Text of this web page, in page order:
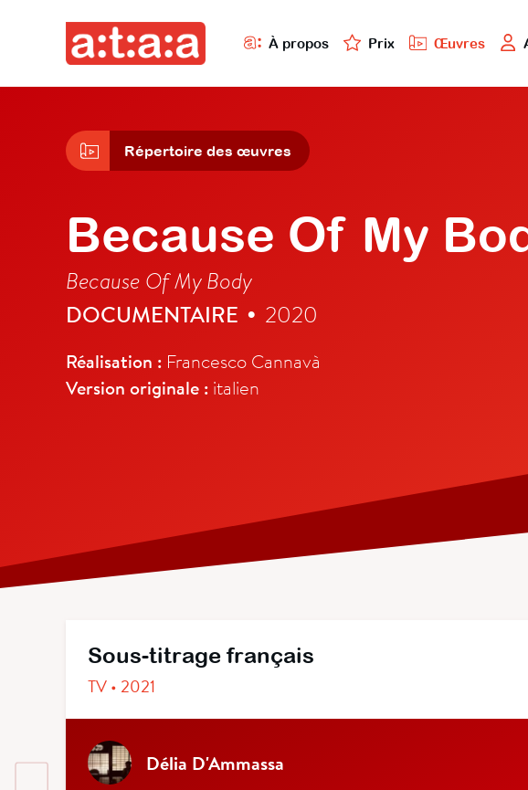
À propos Prix Œuvres
Répertoire des œuvres
Because Of My
Because Of My Body
DOCUMENTAIRE • 2020
Réalisation : Francesco Cannavà
Version originale : italien
Sous-titrage français
TV • 2021
Délia D'Ammassa